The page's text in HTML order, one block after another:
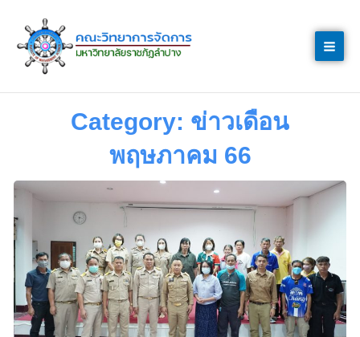
content
Category: ข่าวเดือน
พฤษภาคม 66